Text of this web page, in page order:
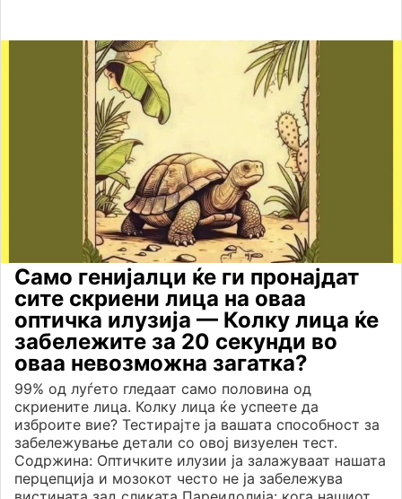
Само генијалци ќе ги пронајдат
сите скриени лица на оваа
оптичка илузија — Колку лица ќе
забележите за 20 секунди во
оваа невозможна загатка?
99% од луѓето гледаат само половина од
скриените лица. Колку лица ќе успеете да
изброите вие? Тестирајте ја вашата способност за
забележување детали со овој визуелен тест.
Содржина: Оптичките илузии ја залажуваат нашата
перцепција и мозокот често не ја забележува